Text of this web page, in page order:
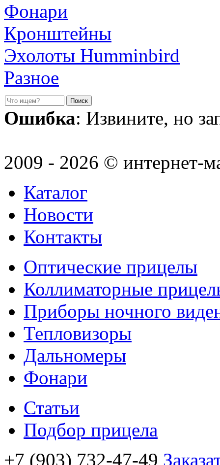
Фонари
Кронштейны
Эхолоты Humminbird
Разное
Ошибка: Извините, но
2009 - 2026 © интернет-
Каталог
Новости
Контакты
Оптические прицелы
Коллиматорные
Приборы ночного
Тепловизоры
Дальномеры
Фонари
Статьи
Подбор прицела
+7 (903) 732-47-49